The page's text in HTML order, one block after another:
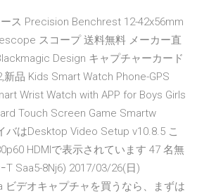
ス Precision Benchrest 12-42x56mm
スコープ 送料無料 メーカー直
Design キャプチャーカード
新品 Kids Smart Watch Phone-GPS
Wrist Watch with APP for Boys Girls
Touch Screen Game Smartw
バはDesktop Video Setup v10.8.5 こ
HDMIで表示されています 47 名無
T Saa5-8Nj6) 2017/03/26(日)
ビデオキャプチャを買うなら、まずは